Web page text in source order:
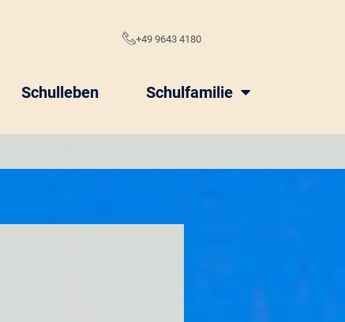
+49 9643 4180
Schulleben Schulfamilie